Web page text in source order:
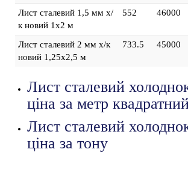
Лист сталевий 1,5 мм х/
к новий 1х2 м
552 46000
Лист сталевий 2 мм х/к
новий 1,25х2,5 м
733.5 45000
Лист сталевий
ціна за метр
Лист сталевий
ціна за тону